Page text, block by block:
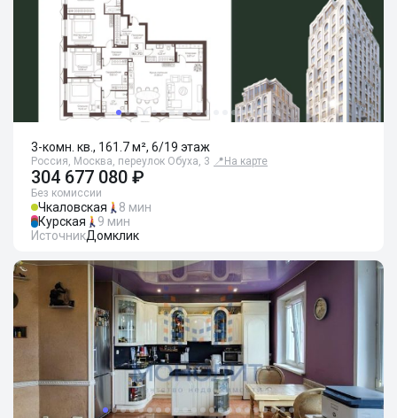
3-комн. кв., 161.7 м², 6/19 этаж
Россия, Москва, переулок Обуха, 3 📍 На карте
304 677 080 ₽
Без комиссии
Чкаловская
8 мин
Курская
9 мин
ИсточникДомклик